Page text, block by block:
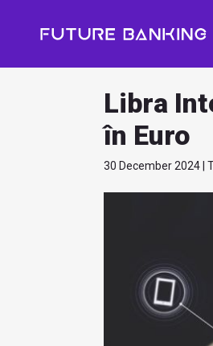
Libra
în Euro
30 December 2024 |